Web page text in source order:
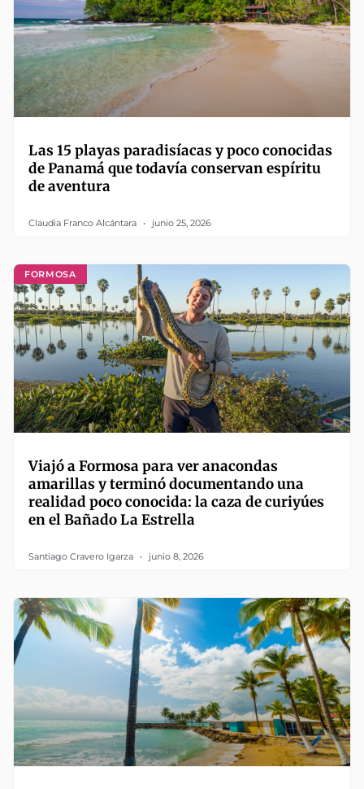
Las 15 playas paradisíacas y poco conocidas
de Panamá que todavía conservan espíritu
de aventura
Claudia Franco Alcántara junio 25, 2026
FORMOSA
Viajó a Formosa para ver anacondas
amarillas y terminó documentando una
realidad poco conocida: la caza de curiyúes
en el Bañado La Estrella
Santiago Cravero Igarza junio 8, 2026